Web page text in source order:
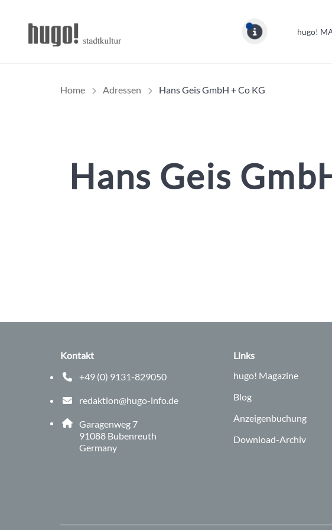
hugo!
Home Adressen Hans Geis GmbH + Co KG
Hans Geis
Kontakt
+49 (0) 9131-829050
Telefonnummer: 0 9 1 3 1 8 2 9 0 5 0
redaktion@hugo-info.de
E-Mail Adresse: redaktion@hugo-info.de
Adresse:
Garagenweg 7
91088 , 9 1 0 8 8
Bubenreuth
Germany
Links
hugo! Magazine
Blog
Anzeigenbuchung
Download-Archiv